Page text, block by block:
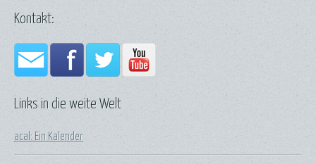
Links in die weite Welt
acal: Ein Kalender
Kontakt: